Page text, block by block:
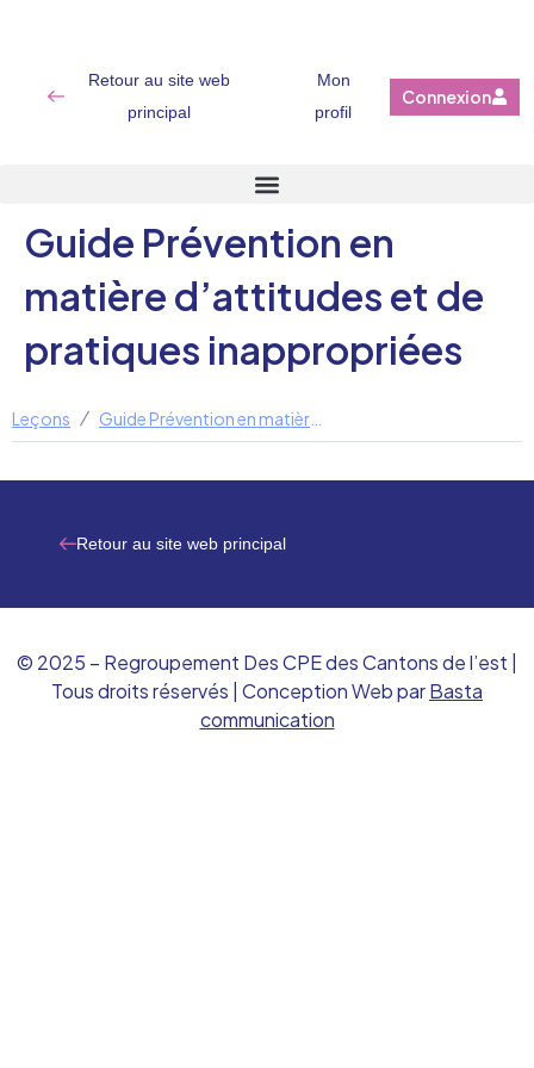
Retour au site web
principal
Mon
profil
Connexion
Guide Prévention en
matière d’attitudes et de
pratiques inappropriées
Leçons
Retour au site web principal
© 2025 – Regroupement Des CPE des Cantons de l’est |
Tous droits réservés | Conception Web parBasta
communication